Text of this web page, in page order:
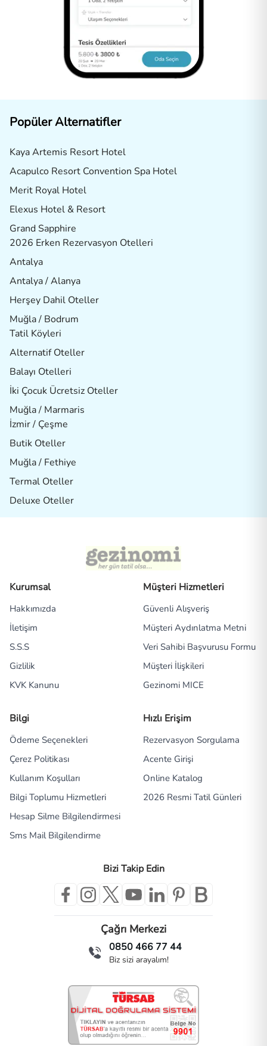
Popüler Alternatifler
Kaya Artemis Resort Hotel
Acapulco Resort Convention Spa Hotel
Merit Royal Hotel
Elexus Hotel & Resort
Grand Sapphire
2026 Erken Rezervasyon Otelleri
Antalya
Antalya / Alanya
Herşey Dahil Oteller
Muğla / Bodrum
Tatil Köyleri
Alternatif Oteller
Balayı Otelleri
İki Çocuk Ücretsiz Oteller
Muğla / Marmaris
İzmir / Çeşme
Butik Oteller
Muğla / Fethiye
Termal Oteller
Deluxe Oteller
Kurumsal
Hakkımızda
İletişim
S.S.S
Gizlilik
KVK Kanunu
Müşteri Hizmetleri
Güvenli Alışveriş
Müşteri Aydınlatma Metni
Veri Sahibi Başvurusu Formu
Müşteri İlişkileri
Gezinomi MICE
Bilgi
Ödeme Seçenekleri
Çerez Politikası
Kullanım Koşulları
Bilgi Toplumu Hizmetleri
Hesap Silme Bilgilendirmesi
Sms Mail Bilgilendirme
Hızlı Erişim
Rezervasyon Sorgulama
Acente Girişi
Online Katalog
2026 Resmi Tatil Günleri
Bizi Takip Edin
Çağrı Merkezi
0850 466 77 44
Biz sizi arayalım!